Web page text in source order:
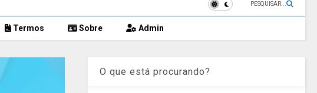
PESQUISAR...
Termos Sobre Admin
O que está procurando?